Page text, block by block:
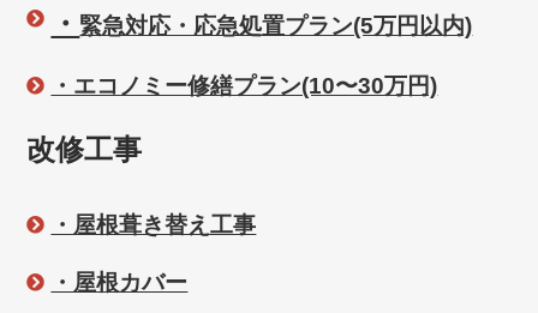
・ 緊急対応・応急処置プラン(5万円以内)
・エコノミー修繕プラン(10〜30万円)
改修工事
・屋根葺き替え工事
・屋根カバー